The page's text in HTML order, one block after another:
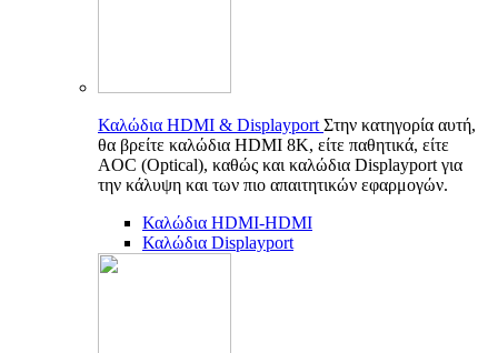
Καλώδια HDMI & Displayport Στην κατηγορία αυτή,
θα βρείτε καλώδια HDMI 8K, είτε παθητικά, είτε
AOC (Optical), καθώς και καλώδια Displayport για
την κάλυψη και των πιο απαιτητικών εφαρμογών.
Καλώδια HDMI-HDMI
Καλώδια Displayport